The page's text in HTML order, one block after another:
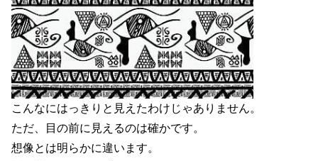
こんなにはっきりと見えたわけじゃありません。
ただ、目の前に見えるのは確かです。
想像とは明らかに違います。